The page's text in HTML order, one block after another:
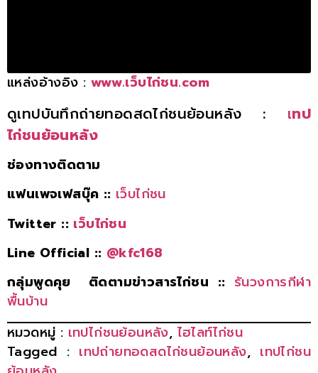
แหล่งอ้างอิง : www.เว็บไก่ชน.com
ดูเทปบันทึกถ่ายทอดสดไก่ชนย้อนหลัง : เทป
ไก่ชนย้อนหลัง
ช่องทางติดตาม
แฟนเพจเฟสบุ๊ค :: เว็บไก่ชน
Twitter :: เว็บไก่ชน
Line Official :: @kfc168
กลุ่มพูดคุย ติดตามข่าวสารไก่ชน :: รันวงการกีฬา
พื้นบ้าน
หมวดหมู่ : เทปไก่ชนย้อนหลัง, ไฮไลท์ไก่ชน
Tagged : เทปถ่ายทอดสดไก่ชนย้อนหลัง, เทปไก่ชน